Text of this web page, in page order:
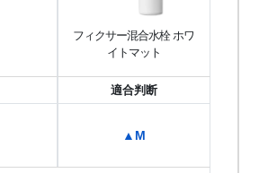
フィクサー混合水栓 ホワ
イトマット
適合判断
▲M